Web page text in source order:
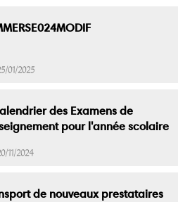
01/2025
des Examens de
pour l'année scolaire
11/2024
de nouveaux prestataires